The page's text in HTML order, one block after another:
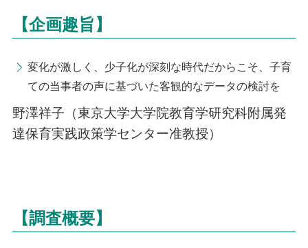
【企画趣旨】
変化が激しく、少子化が深刻な時代だからこそ、子育
ての当事者の声に基づいた客観的なデータの検討を
野澤祥子（東京大学大学院教育学研究科附属発
達保育実践政策学センター准教授）
【調査概要】